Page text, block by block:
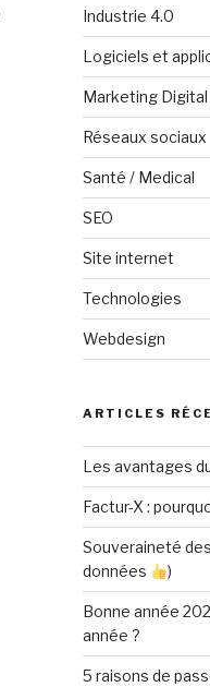
Industrie 4.0
Logiciels et
Marketing Digital
Réseaux sociaux
Santé / Medical
SEO
Site internet
Technologies
Webdesign
ARTICLES
Les avantages
Factur-X :
Souveraineté
données
)
Bonne année
année ?
5 raisons de